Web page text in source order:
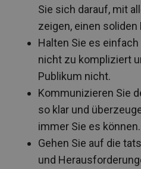
Sie sich darauf, mit
zeigen, einen
Halten Sie es
nicht zu kompliziert
Publikum nicht.
Kommunizieren Sie
so klar und
immer Sie es können.
Gehen Sie auf die
und